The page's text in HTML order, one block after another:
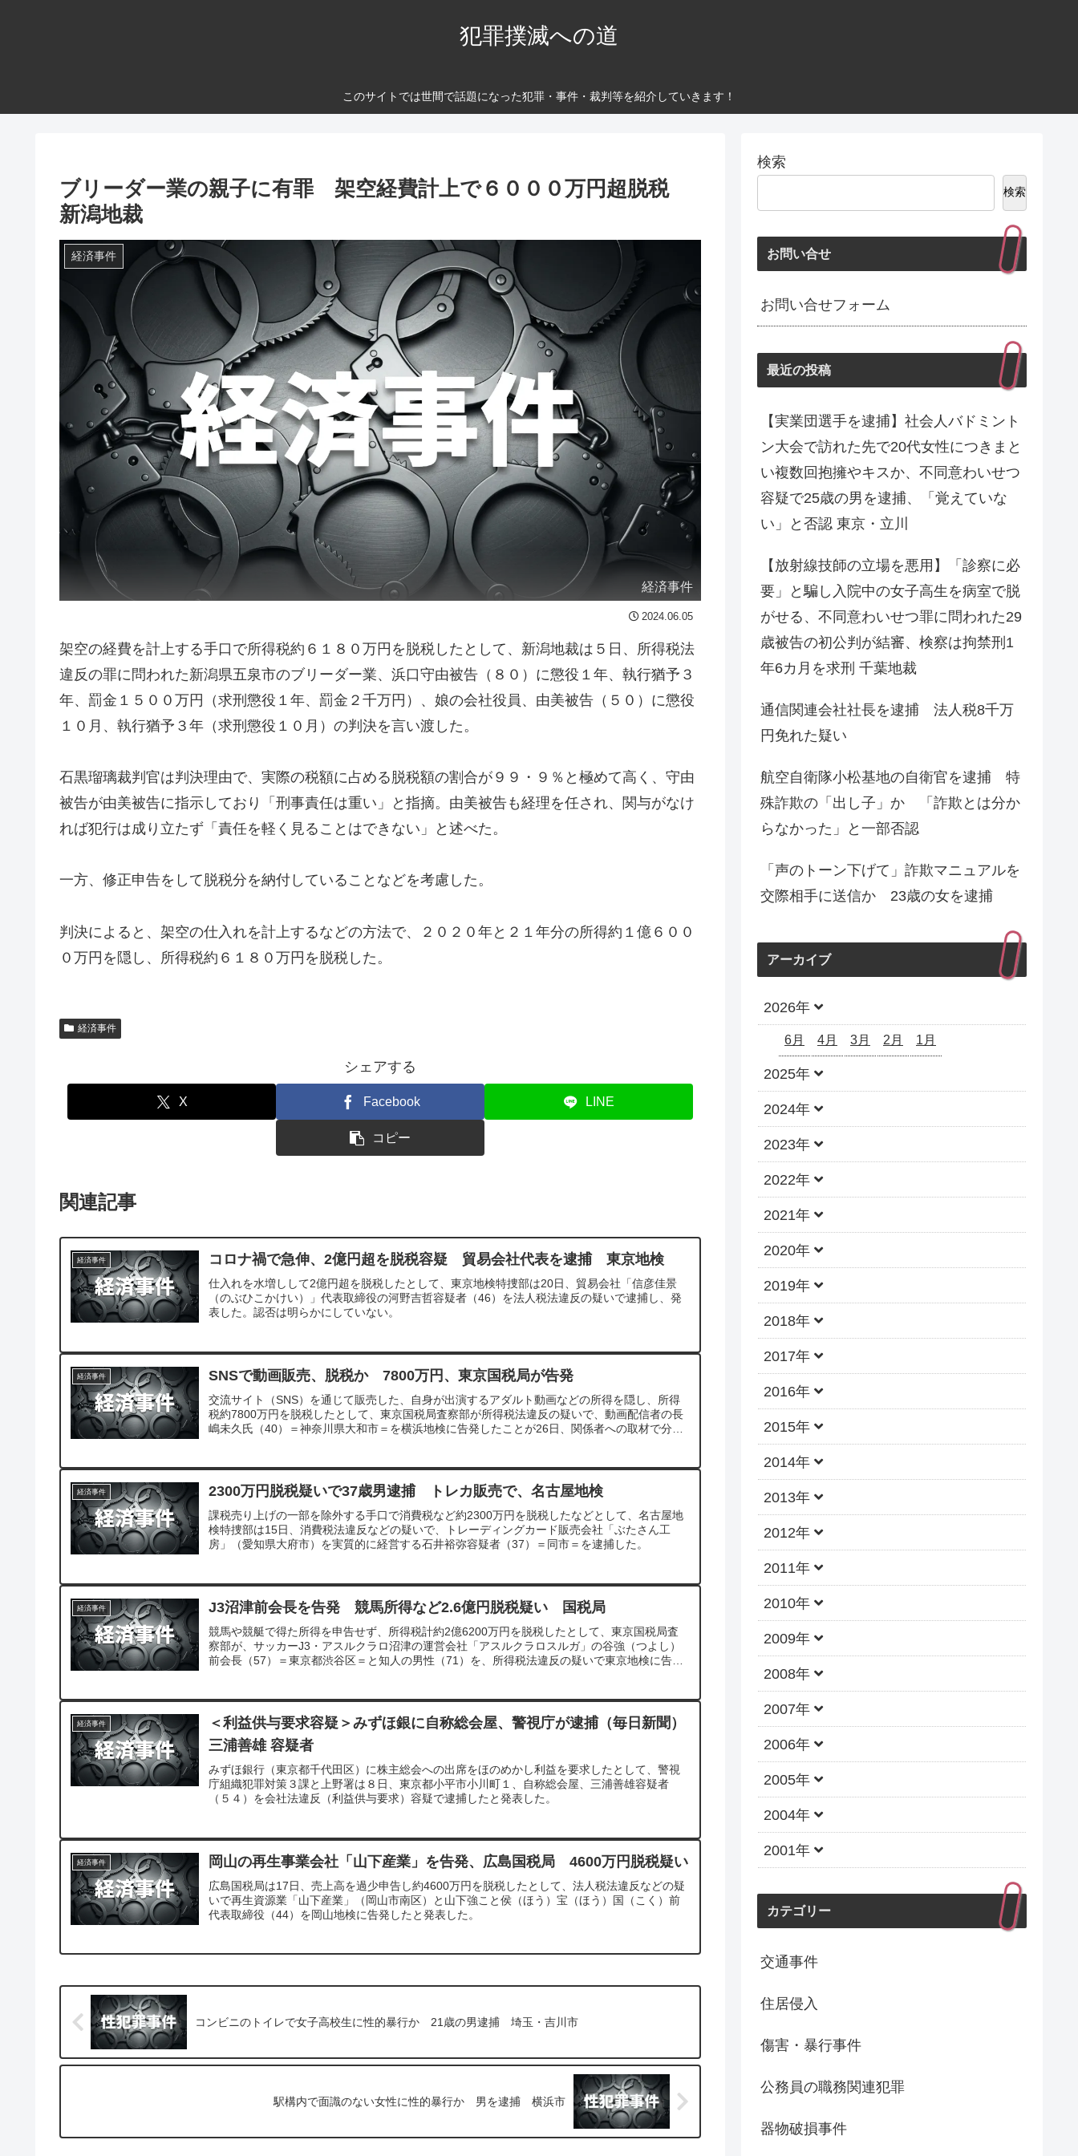
犯罪撲滅への道
このサイトでは世間で話題になった犯罪・事件・裁判等を紹介していきます！
ブリーダー業の親子に有罪 架空経費計上で６０００万円超脱税
新潟地裁
経済事件
経済事件
2024.06.05
架空の経費を計上する手口で所得税約６１８０万円を脱税したとして、新潟地裁は５日、所得税法
違反の罪に問われた新潟県五泉市のブリーダー業、浜口守由被告（８０）に懲役１年、執行猶予３
年、罰金１５００万円（求刑懲役１年、罰金２千万円）、娘の会社役員、由美被告（５０）に懲役
１０月、執行猶予３年（求刑懲役１０月）の判決を言い渡した。
石黒瑠璃裁判官は判決理由で、実際の税額に占める脱税額の割合が９９・９％と極めて高く、守由
被告が由美被告に指示しており「刑事責任は重い」と指摘。由美被告も経理を任され、関与がなけ
れば犯行は成り立たず「責任を軽く見ることはできない」と述べた。
一方、修正申告をして脱税分を納付していることなどを考慮した。
判決によると、架空の仕入れを計上するなどの方法で、２０２０年と２１年分の所得約１億６００
０万円を隠し、所得税約６１８０万円を脱税した。
経済事件
シェアする
X Facebook LINE
コピー
関連記事
経済事件 コロナ禍で急伸、2億円超を脱税容疑 貿易会社代表を逮捕 東京地検
仕入れを水増しして2億円超を脱税したとして、東京地検特捜部は20日、貿易会社「信彦佳景
（のぶひこかけい）」代表取締役の河野吉哲容疑者（46）を法人税法違反の疑いで逮捕し、発
表した。認否は明らかにしていない。
経済事件 SNSで動画販売、脱税か 7800万円、東京国税局が告発
交流サイト（SNS）を通じて販売した、自身が出演するアダルト動画などの所得を隠し、所得
税約7800万円を脱税したとして、東京国税局査察部が所得税法違反の疑いで、動画配信者の長
嶋未久氏（40）＝神奈川県大和市＝を横浜地検に告発したことが26日、関係者への取材で分か
経済事件 2300万円脱税疑いで37歳男逮捕 トレカ販売で、名古屋地検
課税売り上げの一部を除外する手口で消費税など約2300万円を脱税したなどとして、名古屋地
検特捜部は15日、消費税法違反などの疑いで、トレーディングカード販売会社「ぶたさん工
房」（愛知県大府市）を実質的に経営する石井裕弥容疑者（37）＝同市＝を逮捕した。
経済事件 J3沼津前会長を告発 競馬所得など2.6億円脱税疑い 国税局
競馬や競艇で得た所得を申告せず、所得税計約2億6200万円を脱税したとして、東京国税局査
察部が、サッカーJ3・アスルクラロ沼津の運営会社「アスルクラロスルガ」の谷強（つよし）
前会長（57）＝東京都渋谷区＝と知人の男性（71）を、所得税法違反の疑いで東京地検に告発
経済事件
＜利益供与要求容疑＞みずほ銀に自称総会屋、警視庁が逮捕（毎日新聞）
三浦善雄 容疑者
みずほ銀行（東京都千代田区）に株主総会への出席をほのめかし利益を要求したとして、警視
庁組織犯罪対策３課と上野署は８日、東京都小平市小川町１、自称総会屋、三浦善雄容疑者
（５４）を会社法違反（利益供与要求）容疑で逮捕したと発表した。
経済事件 岡山の再生事業会社「山下産業」を告発、広島国税局 4600万円脱税疑い
広島国税局は17日、売上高を過少申告し約4600万円を脱税したとして、法人税法違反などの疑
いで再生資源業「山下産業」（岡山市南区）と山下強こと侯（ほう）宝（ほう）国（こく）前
代表取締役（44）を岡山地検に告発したと発表した。
コンビニのトイレで女子高校生に性的暴行か 21歳の男逮捕 埼玉・吉川市
駅構内で面識のない女性に性的暴行か 男を逮捕 横浜市
検索
検索
お問い合せ
お問い合せフォーム
最近の投稿
【実業団選手を逮捕】社会人バドミント
ン大会で訪れた先で20代女性につきまと
い複数回抱擁やキスか、不同意わいせつ
容疑で25歳の男を逮捕、「覚えていな
い」と否認 東京・立川
【放射線技師の立場を悪用】「診察に必
要」と騙し入院中の女子高生を病室で脱
がせる、不同意わいせつ罪に問われた29
歳被告の初公判が結審、検察は拘禁刑1
年6カ月を求刑 千葉地裁
通信関連会社社長を逮捕 法人税8千万
円免れた疑い
航空自衛隊小松基地の自衛官を逮捕 特
殊詐欺の「出し子」か 「詐欺とは分か
らなかった」と一部否認
「声のトーン下げて」詐欺マニュアルを
交際相手に送信か 23歳の女を逮捕
アーカイブ
2026年
6月 4月 3月 2月 1月
2025年
2024年
2023年
2022年
2021年
2020年
2019年
2018年
2017年
2016年
2015年
2014年
2013年
2012年
2011年
2010年
2009年
2008年
2007年
2006年
2005年
2004年
2001年
カテゴリー
交通事件
住居侵入
傷害・暴行事件
公務員の職務関連犯罪
器物破損事件